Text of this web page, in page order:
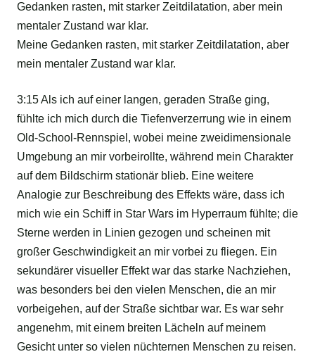
Gedanken rasten, mit starker Zeitdilatation, aber mein
mentaler Zustand war klar.
Meine Gedanken rasten, mit starker Zeitdilatation, aber
mein mentaler Zustand war klar.
3:15 Als ich auf einer langen, geraden Straße ging,
fühlte ich mich durch die Tiefenverzerrung wie in einem
Old-School-Rennspiel, wobei meine zweidimensionale
Umgebung an mir vorbeirollte, während mein Charakter
auf dem Bildschirm stationär blieb. Eine weitere
Analogie zur Beschreibung des Effekts wäre, dass ich
mich wie ein Schiff in Star Wars im Hyperraum fühlte; die
Sterne werden in Linien gezogen und scheinen mit
großer Geschwindigkeit an mir vorbei zu fliegen. Ein
sekundärer visueller Effekt war das starke Nachziehen,
was besonders bei den vielen Menschen, die an mir
vorbeigehen, auf der Straße sichtbar war. Es war sehr
angenehm, mit einem breiten Lächeln auf meinem
Gesicht unter so vielen nüchternen Menschen zu reisen.